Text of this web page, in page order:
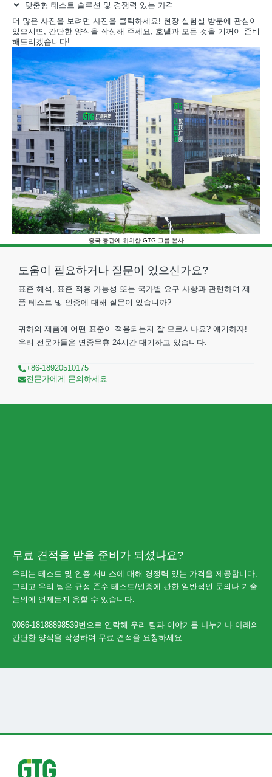
맞춤형 테스트 솔루션 및 경쟁력 있는 가격
더 많은 사진을 보려면 사진을 클릭하세요! 현장 실험실 방문에 관심이
있으시면, 간단한 양식을 작성해 주세요
, 호텔과 모든 것을 기꺼이 준비
해드리겠습니다!
중국 둥관에 위치한 GTG 그룹 본사
도움이 필요하거나 질문이 있으신가요?
표준 해석, 표준 적용 가능성 또는 국가별 요구 사항과 관련하여 제
품 테스트 및 인증에 대해 질문이 있습니까?
귀하의 제품에 어떤 표준이 적용되는지 잘 모르시나요? 얘기하자!
우리 전문가들은 연중무휴 24시간 대기하고 있습니다.
+86-18920510175
전문가에게 문의하세요
무료 견적을 받을 준비가 되셨나요?
우리는 테스트 및 인증 서비스에 대해 경쟁력 있는 가격을 제공합니다.
그리고 우리 팀은 규정 준수 테스트/인증에 관한 일반적인 문의나 기술
논의에 언제든지 응할 수 있습니다.
0086-18188898539번으로 연락해 우리 팀과 이야기를 나누거나 아래의
간단한 양식을 작성하여 무료 견적을 요청하세요.